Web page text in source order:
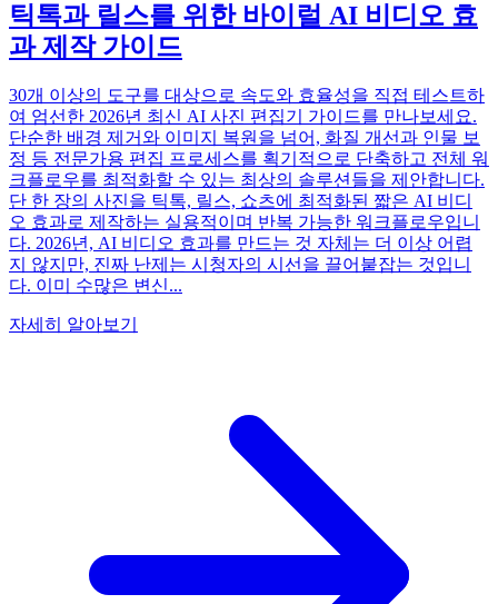
틱톡과 릴스를 위한 바이럴 AI 비디오 효
과 제작 가이드
30개 이상의 도구를 대상으로 속도와 효율성을 직접 테스트하
여 엄선한 2026년 최신 AI 사진 편집기 가이드를 만나보세요.
단순한 배경 제거와 이미지 복원을 넘어, 화질 개선과 인물 보
정 등 전문가용 편집 프로세스를 획기적으로 단축하고 전체 워
크플로우를 최적화할 수 있는 최상의 솔루션들을 제안합니다.
단 한 장의 사진을 틱톡, 릴스, 쇼츠에 최적화된 짧은 AI 비디
오 효과로 제작하는 실용적이며 반복 가능한 워크플로우입니
다. 2026년, AI 비디오 효과를 만드는 것 자체는 더 이상 어렵
지 않지만, 진짜 난제는 시청자의 시선을 끌어붙잡는 것입니
다. 이미 수많은 변신...
자세히 알아보기